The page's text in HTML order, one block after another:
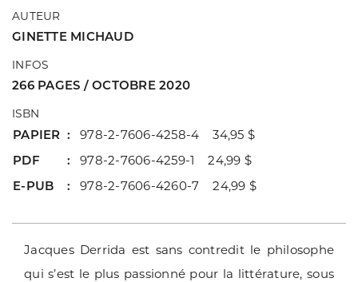
AUTEUR
GINETTE MICHAUD
INFOS
266 PAGES / OCTOBRE 2020
ISBN
PAPIER
978-2-7606-4258-4 34,95 $
PDF
978-2-7606-4259-1 24,99 $
E-PUB
978-2-7606-4260-7 24,99 $
Jacques Derrida est sans contredit le philosophe
qui s’est le plus passionné pour la littérature, sous